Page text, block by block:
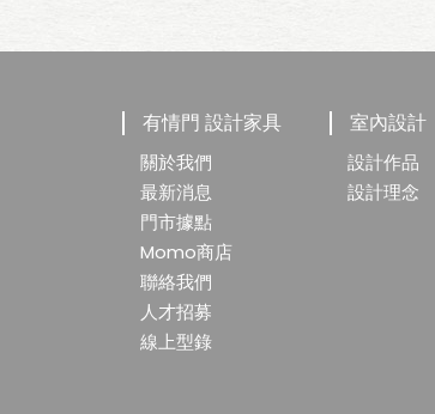
有情門 設計家具
關於我們
最新消息
門市據點
Momo商店
聯絡我們
人才招募
線上型錄
室內設計
設計作品
設計理念